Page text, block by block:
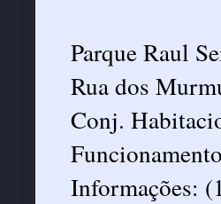
Parque Raul
Rua dos
Conj.
Informações: